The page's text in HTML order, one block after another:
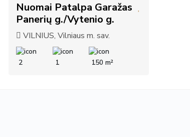
Nuomai Patalpa Garažas
Panerių g./Vytenio g.
VILNIUS, Vilniaus m. sav.
2 1 150 m²